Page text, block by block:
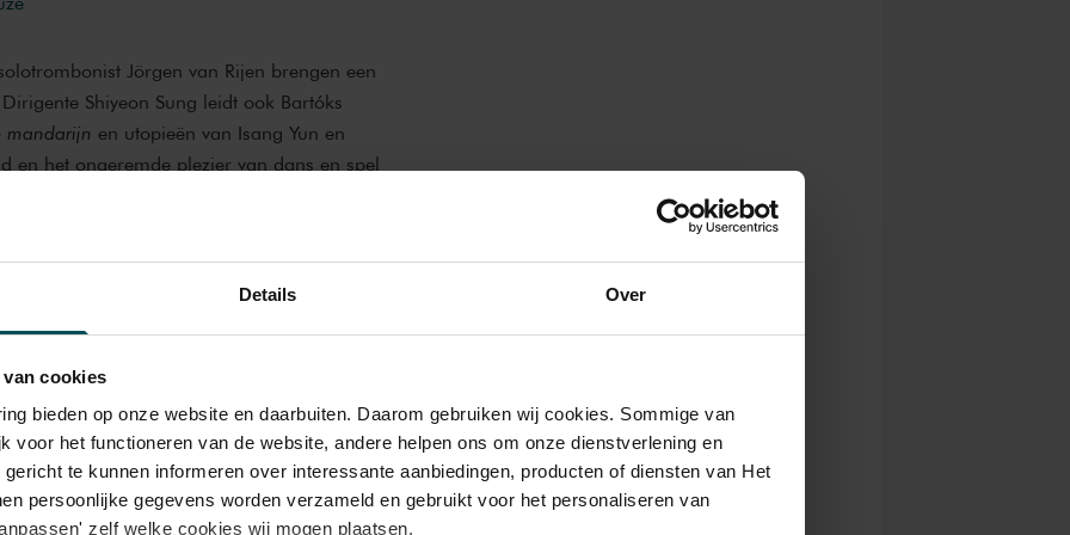
Details Over
cookies
bieden op onze website en daarbuiten. Daarom gebruiken wij cookies. Sommige van
voor het functioneren van de website, andere helpen ons om onze dienstverlening en
te kunnen informeren over interessante aanbiedingen, producten of diensten van Het
persoonlijke gegevens worden verzameld en gebruikt voor het personaliseren van
zelf welke cookies wij mogen plaatsen.
Jörgen van Rijen brengen een
Shiyeon Sung leidt ook Bartóks
mandarijn en utopieën van Isang Yun en
en het ongeremde plezier van dans en spel
dicht bij elkaar.
ten strijde in het virtuoze nieuwe
in Video Game
Tijdens het debuut van de Koreaanse
de utopische ‘dansfantasie’Muakvan
Isang Yun, waarin oost en west een
Vocaal,
Ice Cream Company, Global